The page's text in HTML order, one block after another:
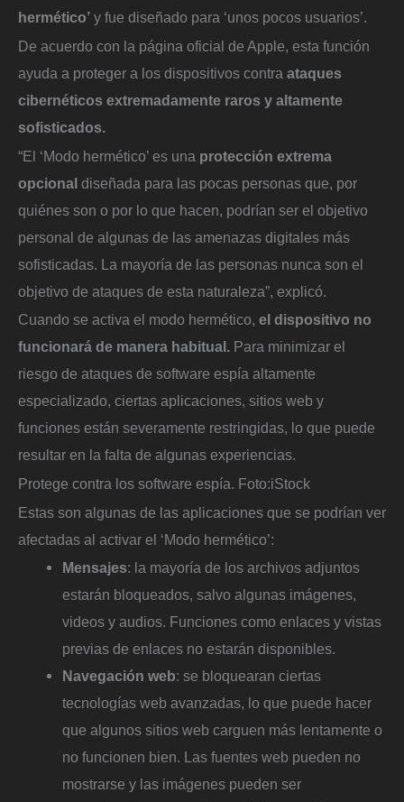
hermético’ y fue diseñado para ‘unos pocos usuarios’.
De acuerdo con la página oficial de Apple, esta función
ayuda a proteger a los dispositivos contra ataques
cibernéticos extremadamente raros y altamente
sofisticados.
“El ‘Modo hermético’ es una protección extrema
opcional diseñada para las pocas personas que, por
quiénes son o por lo que hacen, podrían ser el objetivo
personal de algunas de las amenazas digitales más
sofisticadas. La mayoría de las personas nunca son el
objetivo de ataques de esta naturaleza”, explicó.
Cuando se activa el modo hermético, el dispositivo no
funcionará de manera habitual. Para minimizar el
riesgo de ataques de software espía altamente
especializado, ciertas aplicaciones, sitios web y
funciones están severamente restringidas, lo que puede
resultar en la falta de algunas experiencias.
Protege contra los software espía. Foto:iStock
Estas son algunas de las aplicaciones que se podrían ver
afectadas al activar el ‘Modo hermético’:
Mensajes: la mayoría de los archivos adjuntos
estarán bloqueados, salvo algunas imágenes,
videos y audios. Funciones como enlaces y vistas
previas de enlaces no estarán disponibles.
Navegación web: se bloquearan ciertas
tecnologías web avanzadas, lo que puede hacer
que algunos sitios web carguen más lentamente o
no funcionen bien. Las fuentes web pueden no
mostrarse y las imágenes pueden ser